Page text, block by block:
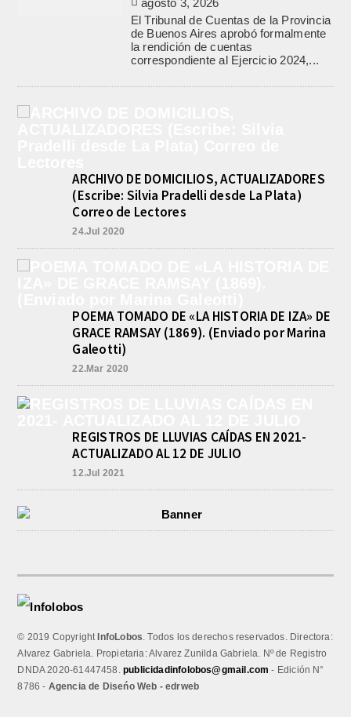
agosto 3, 2026
El Tribunal de Cuentas de la Provincia
de Buenos Aires aprobó formalmente
la rendición de cuentas
correspondiente al Ejercicio 2024,...
ARCHIVO DE DOMICILIOS, ACTUALIZADORES
(Escribe: Silvia Pradelli desde La Plata)
Correo de Lectores
24.Jul 2020
POEMA TOMADO DE «LA HISTORIA DE IZA» DE
GRACE RAMSAY (1869). (Enviado por Marina
Galeotti)
22.Mar 2020
REGISTROS DE LLUVIAS CAÍDAS EN 2021-
ACTUALIZADO AL 12 DE JULIO
12.Jul 2021
© 2019 CopyrightInfoLobos . Todos los derechos reservados. Directora:
Alvarez Gabriela. Propietaria: Alvarez Zunilda Gabriela. Nº de Registro
DNDA 2020-61447458.publicidadinfolobos@gmail.com - Edición N°
8786 - Agencia de Diseńo Web - edrweb